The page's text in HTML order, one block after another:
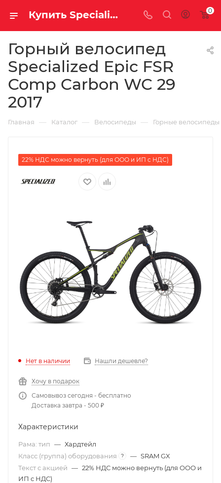
Купить Specialized Epic FSR Comp Carbon WC 29 2017 за рублей, а со скидкой 0
Горный велосипед
Specialized Epic FSR
Comp Carbon WC 29
2017
Главная — Каталог — Велосипеды — Горные велосипеды
22% НДС можно вернуть (для ООО и ИП с НДС)
Нет в наличии Нашли дешевле?
Хочу в подарок
Самовывоз сегодня - бесплатно
Доставка завтра - 500 ₽
Характеристики
Рама: тип — Хардтейл
Класс (группа) оборудования
? — SRAM GX
Текст с акцией — 22% НДС можно вернуть (для ООО и
ИП с НДС)